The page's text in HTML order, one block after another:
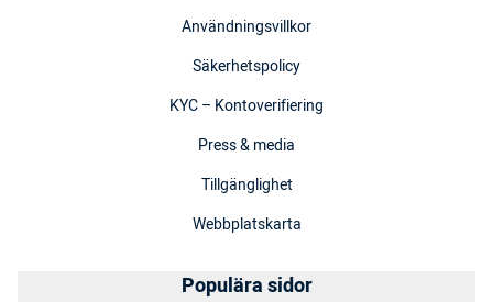
Användningsvillkor
Säkerhetspolicy
KYC – Kontoverifiering
Press & media
Tillgänglighet
Webbplatskarta
Populära sidor